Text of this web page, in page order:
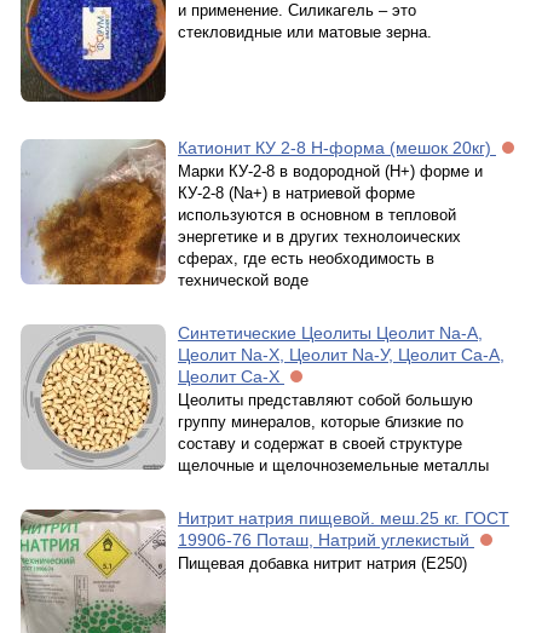
и применение. Силикагель – это
стекловидные или матовые зерна.
Катионит КУ 2-8 Н-форма (мешок 20кг)
Марки КУ-2-8 в водородной (Н+) форме и
КУ-2-8 (Na+) в натриевой форме
используются в основном в тепловой
энергетике и в других технолоических
сферах, где есть необходимость в
технической воде
Синтетические Цеолиты Цеолит Na-A,
Цеолит Na-X, Цеолит Na-У, Цеолит Са-А,
Цеолит Са-Х
Цеолиты представляют собой большую
группу минералов, которые близкие по
составу и содержат в своей структуре
щелочные и щелочноземельные металлы
Нитрит натрия пищевой. меш.25 кг. ГОСТ
19906-76 Поташ, Натрий углекистый
Пищевая добавка нитрит натрия (Е250)